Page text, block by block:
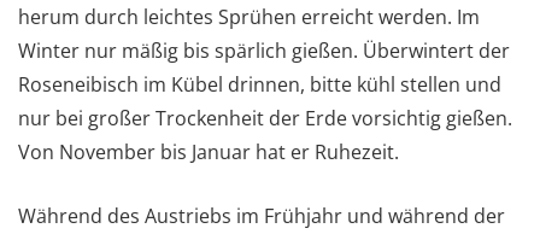
herum durch leichtes Sprühen erreicht werden. Im
Winter nur mäßig bis spärlich gießen. Überwintert der
Roseneibisch im Kübel drinnen, bitte kühl stellen und
nur bei großer Trockenheit der Erde vorsichtig gießen.
Von November bis Januar hat er Ruhezeit.
Während des Austriebs im Frühjahr und während der